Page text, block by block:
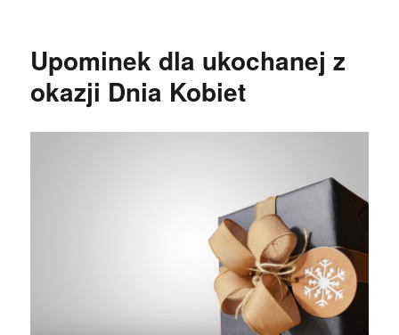
Upominek dla ukochanej z
okazji Dnia Kobiet